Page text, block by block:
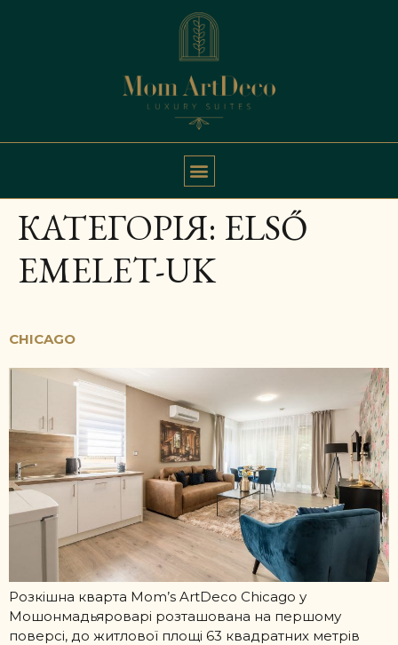
КАТЕГОРІЯ: ELSŐ
EMELET-UK
CHICAGO
Розкішна кварта Mom’s ArtDeco Chicago у
Мошонмадьяроварі розташована на першому
поверсі, до житлової площі 63 квадратних метрів